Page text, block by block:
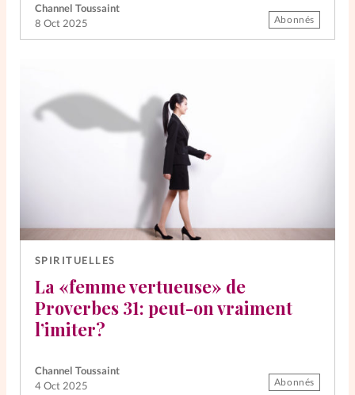
Channel Toussaint
8 Oct 2025
Abonnés
SPIRITUELLES
La «femme vertueuse» de
Proverbes 31: peut-on vraiment
l’imiter?
Channel Toussaint
4 Oct 2025
Abonnés